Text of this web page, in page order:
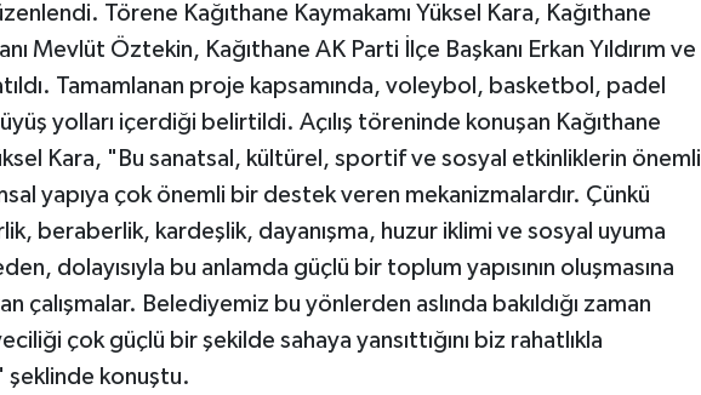
Törene Kağıthane Kaymakamı Yüksel Kara, Kağıthane
Mevlüt Öztekin, Kağıthane AK Parti İlçe Başkanı Erkan Yıldırım ve
Tamamlanan proje kapsamında, voleybol, basketbol, padel
yolları içerdiği belirtildi. Açılış töreninde konuşan Kağıthane
Kara, "Bu sanatsal, kültürel, sportif ve sosyal etkinliklerin önemli
yapıya çok önemli bir destek veren mekanizmalardır. Çünkü
beraberlik, kardeşlik, dayanışma, huzur iklimi ve sosyal uyuma
dolayısıyla bu anlamda güçlü bir toplum yapısının oluşmasına
çalışmalar. Belediyemiz bu yönlerden aslında bakıldığı zaman
çok güçlü bir şekilde sahaya yansıttığını biz rahatlıkla
konuştu.